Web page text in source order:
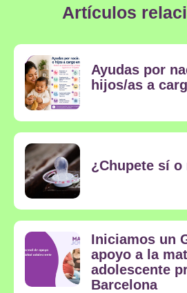
Artículos
Ayudas por
hijos/as a
¿Chupete sí o
Iniciamos un
apoyo a la
adolescente
Barcelona